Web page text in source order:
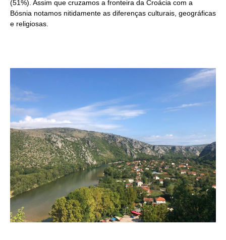
(51%). Assim que cruzamos a fronteira da Croácia com a
Bósnia notamos nitidamente as diferenças culturais, geográficas
e religiosas.